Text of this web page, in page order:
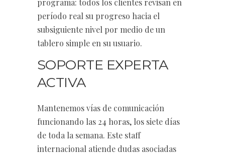
programa: todos los clientes revisan en
período real su progreso hacia el
subsiguiente nivel por medio de un
tablero simple en su usuario.
SOPORTE EXPERTA
ACTIVA
Mantenemos vías de comunicación
funcionando las 24 horas, los siete días
de toda la semana. Este staff
internacional atiende dudas asociadas